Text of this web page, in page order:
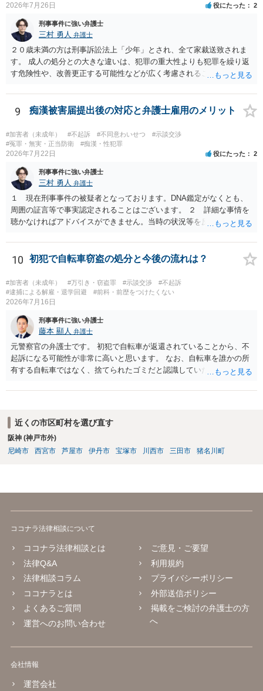
2026年7月26日 役にたった 2
刑事事件に強い弁護士
三村 勇人 弁護士
２０歳未満の方は刑事訴訟法上「少年」とされ、全て家裁送致されま
す。 成人の処分との大きな違いは、犯罪の重大性よりも犯罪を繰り返
す危険性や、改善更正する可能性などが広く考慮されることです。 そ
年とされ、犯罪を犯していなくとも、不良交友等が原因で、保護観察
や少年院送致される可能性もあります。 本件生活状況が分かりません
ので、適切なアドバイスがしにくいのですが、通常初犯の自転車窃盗
で生活環境が整っていれば、審判不開始か不処分となる可能性はあり
ます。
9 痴漢被害届提出後の対応と弁護士雇用のメリット
#加害者（未成年） #不起訴 #不同意わいせつ
#示談交渉
#冤罪・無実・正当防衛
#痴漢・性犯罪
2026年7月22日 役にたった 2
刑事事件に強い弁護士
三村 勇人 弁護士
１ 現在刑事事件の被疑者となっております。DNA鑑定がなくとも、
周囲の証言等で事実認定されることはございます。 ２ 詳細な事情を
聴かなければアドバイスができません。当時の状況等を反論していく
ず、当事者で解決した事例を知りません。依頼しない理由がないかと
思います。
10 初犯で自転車窃盗の処分と今後の流れは？
#加害者（未成年） #万引き・窃盗罪 #示談交渉
#不起訴
#逮捕による解雇・退学回避
#前科・前歴をつけたくない
2026年7月16日
刑事事件に強い弁護士
藤本 顯人 弁護士
元警察官の弁護士です。 初犯で自転車が返還されていることから、不
起訴になる可能性が非常に高いと思います。 なお、自転車を誰かの所
有する自転車ではなく、捨てられたゴミだと認識していた場合には占
近くの市区町村を選び直す
阪神 (神戸市外)
尼崎市
西宮市 芦屋市 伊丹市 宝塚市 川西市 三田市 猪名川町
ココナラ法律相談について
ココナラ法律相談とは
法律Q&A
法律相談コラム
ココナラとは
よくあるご質問
運営へのお問い合わせ
ご意見・ご要望
利用規約
プライバシーポリシー
外部送信ポリシー
掲載をご検討の弁護士の方
へ
会社情報
運営会社